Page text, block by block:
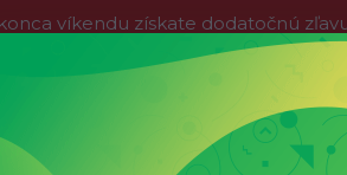
víkendu získate dodatočnú
do nedele, tak neváhajte a nakúpte